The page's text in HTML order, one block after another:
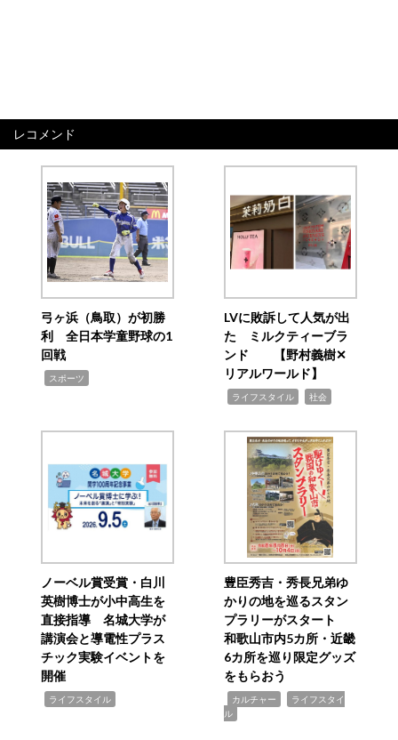
レコメンド
弓ヶ浜（鳥取）が初勝
利 全日本学童野球の1
回戦
スポーツ
LVに敗訴して人気が出
た ミルクティーブラ
ンド 【野村義樹✕
リアルワールド】
ライフスタイル 社会
ノーベル賞受賞・白川
英樹博士が小中高生を
直接指導 名城大学が
講演会と導電性プラス
チック実験イベントを
開催
ライフスタイル
豊臣秀吉・秀長兄弟ゆ
かりの地を巡るスタン
プラリーがスタート
和歌山市内5カ所・近畿
6カ所を巡り限定グッズ
をもらおう
カルチャー
ライフスタイ
ル